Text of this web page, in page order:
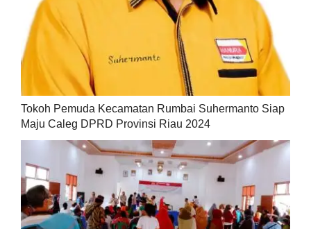
Tokoh Pemuda Kecamatan Rumbai Suhermanto Siap
Maju Caleg DPRD Provinsi Riau 2024